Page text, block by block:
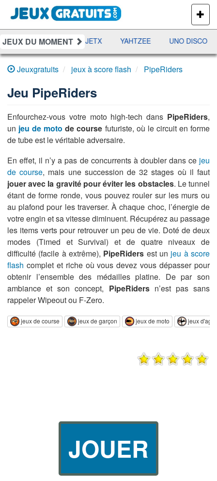
PLUS
DE
JEUX
JEUX DU MOMENT
DAMES RAMI JETX YAHTZEE UNO DISCO
Jeuxgratuits jeux à score flash PipeRiders
Jeu PipeRiders
Enfourchez-vous votre moto high-tech dans PipeRiders,
un jeu de moto de course futuriste, où le circuit en forme
de tube est le véritable adversaire.
En effet, il n’y a pas de concurrents à doubler dans ce jeu
de course, mais une succession de 32 stages où il faut
jouer avec la gravité pour éviter les obstacles. Le tunnel
étant de forme ronde, vous pouvez rouler sur les murs ou
au plafond pour les traverser. À chaque choc, l’énergie de
votre engin et sa vitesse diminuent. Récupérez au passage
les items verts pour retrouver un peu de vie. Doté de deux
modes (Timed et Survival) et de quatre niveaux de
difficulté (facile à extrême), PipeRiders est un jeu à score
flash complet et riche où vous devez vous dépasser pour
obtenir l’ensemble des médailles platine. De par son
ambiance et son concept, PipeRidersn’est pas sans
rappeler Wipeout ou F-Zero.
jeux de course jeux de garçon jeux de moto jeux
JOUER